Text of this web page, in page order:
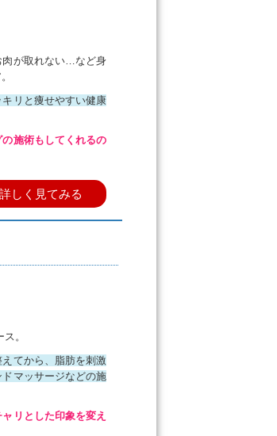
肉が取れない…など身
リと痩せやすい健康
施術もしてくれるの
しく見てみる
。
てから、脂肪を刺激
マッサージなどの施
リとした印象を変え